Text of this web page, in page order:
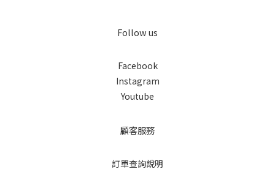
Follow us
Facebook
Instagram
Youtube
顧客服務
訂單查詢說明